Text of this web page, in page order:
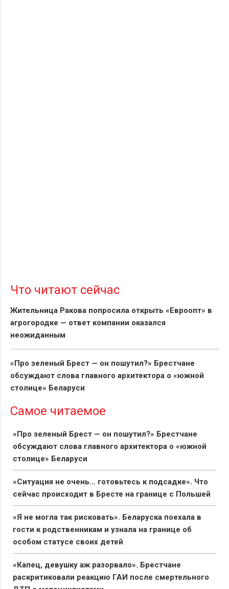
Что читают сейчас
Жительница Ракова попросила открыть «Евроопт» в
агрогородке — ответ компании оказался
неожиданным
«Про зеленый Брест — он пошутил?» Брестчане
обсуждают слова главного архитектора о «южной
столице» Беларуси
Самое читаемое
«Про зеленый Брест — он пошутил?» Брестчане
обсуждают слова главного архитектора о «южной
столице» Беларуси
«Ситуация не очень… готовьтесь к подсадке». Что
сейчас происходит в Бресте на границе с Польшей
«Я не могла так рисковать». Беларуска поехала в
гости к родственникам и узнала на границе об
особом статусе своих детей
«Капец, девушку аж разорвало». Брестчане
раскритиковали реакцию ГАИ после смертельного